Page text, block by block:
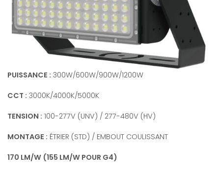
PUISSANCE : 300W/600W/900W/1200W
CCT : 3000K/4000K/5000K
TENSION : 100-277V (UNV) / 277-480V (HV)
MONTAGE : ÉTRIER (STD) / EMBOUT COULISSANT
170 LM/W (155 LM/W POUR G4)